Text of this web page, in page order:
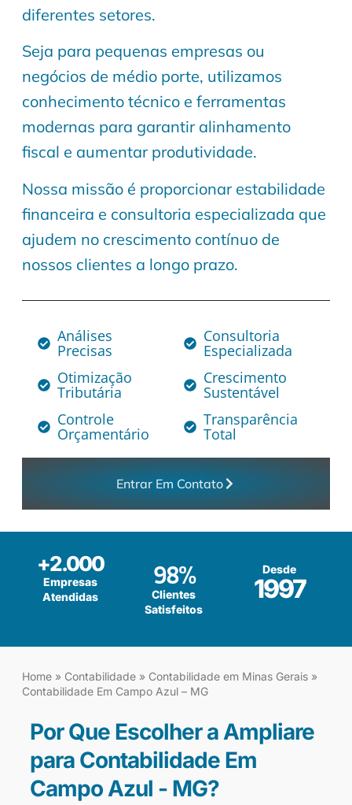
diferentes setores.
Seja para pequenas empresas ou
negócios de médio porte, utilizamos
conhecimento técnico e ferramentas
modernas para garantir alinhamento
fiscal e aumentar produtividade.
Nossa missão é proporcionar estabilidade
financeira e consultoria especializada que
ajudem no crescimento contínuo de
nossos clientes a longo prazo.
Análises
Precisas
Otimização
Tributária
Controle
Orçamentário
Consultoria
Especializada
Crescimento
Sustentável
Transparência
Total
Entrar Em Contato
+2.000
Empresas
Atendidas
98%
Clientes
Satisfeitos
Desde
1997
Home » Contabilidade » Contabilidade em Minas Gerais »
Contabilidade Em Campo Azul – MG
Por Que Escolher a Ampliare
para Contabilidade Em
Campo Azul - MG?